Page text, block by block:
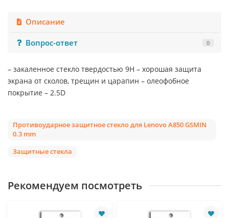
Описание
Вопрос-ответ
0
– закаленное стекло твердостью 9Н – хорошая защита
экрана от сколов, трещин и царапин – олеофобное
покрытие – 2.5D
Противоударное защитное стекло для Lenovo A850 GSMIN
0.3 mm
Защитные стекла
Рекомендуем посмотреть